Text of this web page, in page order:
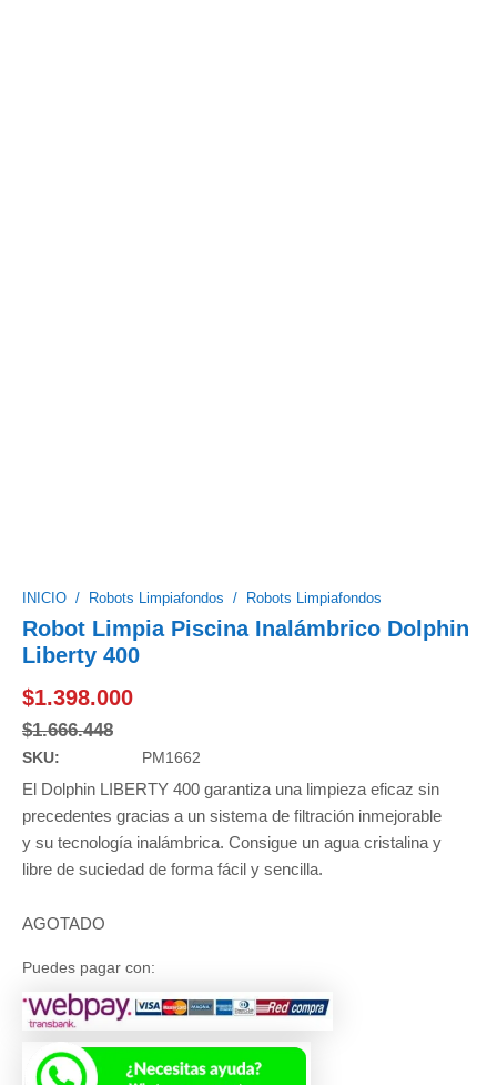
INICIO/ Robots Limpiafondos / Robots Limpiafondos
Robot Limpia Piscina Inalámbrico Dolphin
Liberty 400
$1.398.000
$1.666.448
SKU: PM1662
El Dolphin LIBERTY 400 garantiza una limpieza eficaz sin
precedentes gracias a un sistema de filtración inmejorable
y su tecnología inalámbrica. Consigue un agua cristalina y
libre de suciedad de forma fácil y sencilla.
AGOTADO
Puedes pagar con: